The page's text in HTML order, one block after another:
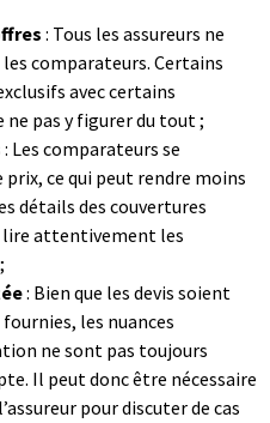
: Tous les assureurs ne
comparateurs. Certains
avec certains
pas y figurer du tout ;
: Les comparateurs se
ce qui peut rendre moins
détails des couvertures
lire attentivement les
: Bien que les devis soient
les nuances
ne sont pas toujours
Il peut donc être nécessaire
pour discuter de cas